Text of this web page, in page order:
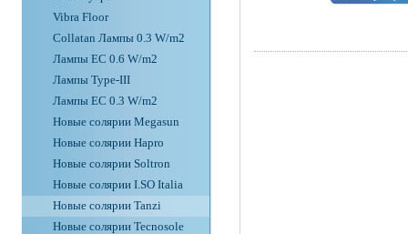
Vibra Floor
Collatan Лампы 0.3 W/m2
Лампы ЕС 0.6 W/m2
Лампы Type-III
Лампы EC 0.3 W/m2
Новые солярии Megasun
Новые солярии Hapro
Новые солярии Soltron
Новые солярии I.SO Italia
Новые солярии Tanzi
Новые солярии Tecnosole